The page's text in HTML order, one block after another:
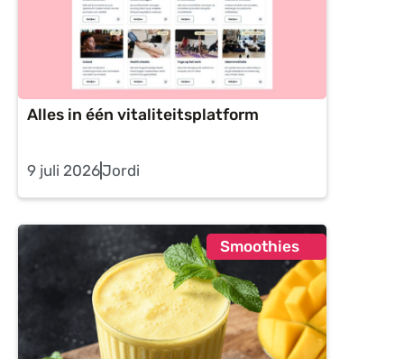
Alles in één vitaliteitsplatform
9 juli 2026Jordi
Smoothies